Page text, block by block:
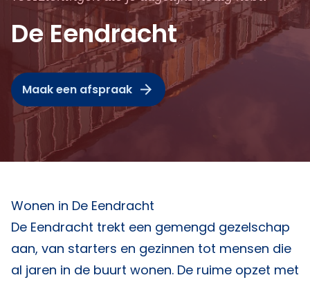
De Eendracht
Maak een afspraak
Wonen in De Eendracht
De Eendracht trekt een gemengd gezelschap
aan, van starters en gezinnen tot mensen die
al jaren in de buurt wonen. De ruime opzet met